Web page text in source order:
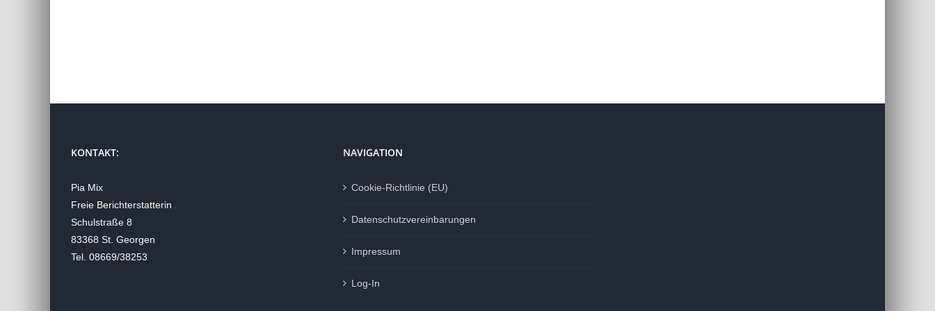
KONTAKT:
Pia Mix
Freie Berichterstatterin
Schulstraße 8
83368 St. Georgen
Tel. 08669/38253
NAVIGATION
Cookie-Richtlinie (EU)
Datenschutzvereinbarungen
Impressum
Log-In